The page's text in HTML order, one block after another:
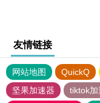
友情链接
网站地图 QuickQ
坚果加速器
tiktok加